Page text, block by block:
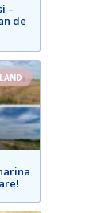
–
de